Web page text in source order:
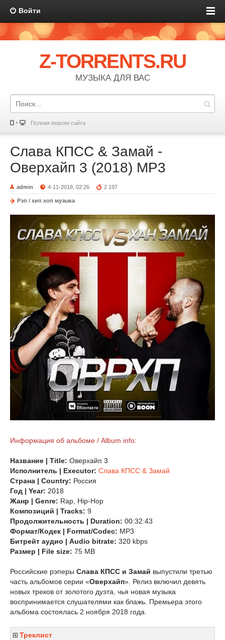
Войти
Z-TORRENTS.RU
МУЗЫКА ДЛЯ ВАС
Полная версия сайта
Слава КПСС & Замай -
Оверхайп 3 (2018) MP3
admin 4-11-2018, 02:26 2 197
Рэп / хип хоп музыка
Информация об альбоме / Album info:
Название | Title: Оверхайп 3
Исполнитель | Executor: Слава КПСС & Замай
Страна | Country: Россия
Год | Year: 2018
Жанр | Genre: Rap, Hip-Hop
Композиций | Tracks: 9
Продолжительность | Duration: 00:32:43
Формат/Кодек | Format/Codec: MP3
Битрейт аудио | Audio bitrate: 320 kbps
Размер | File size: 75 MB
Российские рэперы Слава КПСС и Замай выпустили третью
часть альбомов серии «Оверхайп». Релиз включил девять
новых треков от золотого дуэта, чья новая музыка
воспринимается слушателями как блажь. Премьера этого
альбома состоялась 2 ноября 2018 года.
Треклист